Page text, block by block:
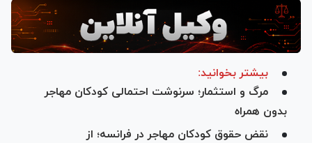
بیشتر بخوانید:
مرگ و استثمار؛ سرنوشت احتمالی کودکان مهاجر
بدون همراه
نقض حقوق کودکان مهاجر در فرانسه؛ از